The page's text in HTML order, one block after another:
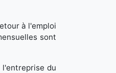
à l'emploi
sont
du